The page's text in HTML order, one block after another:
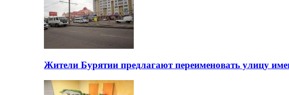
Жители Бурятии предлагают переименовать улицу